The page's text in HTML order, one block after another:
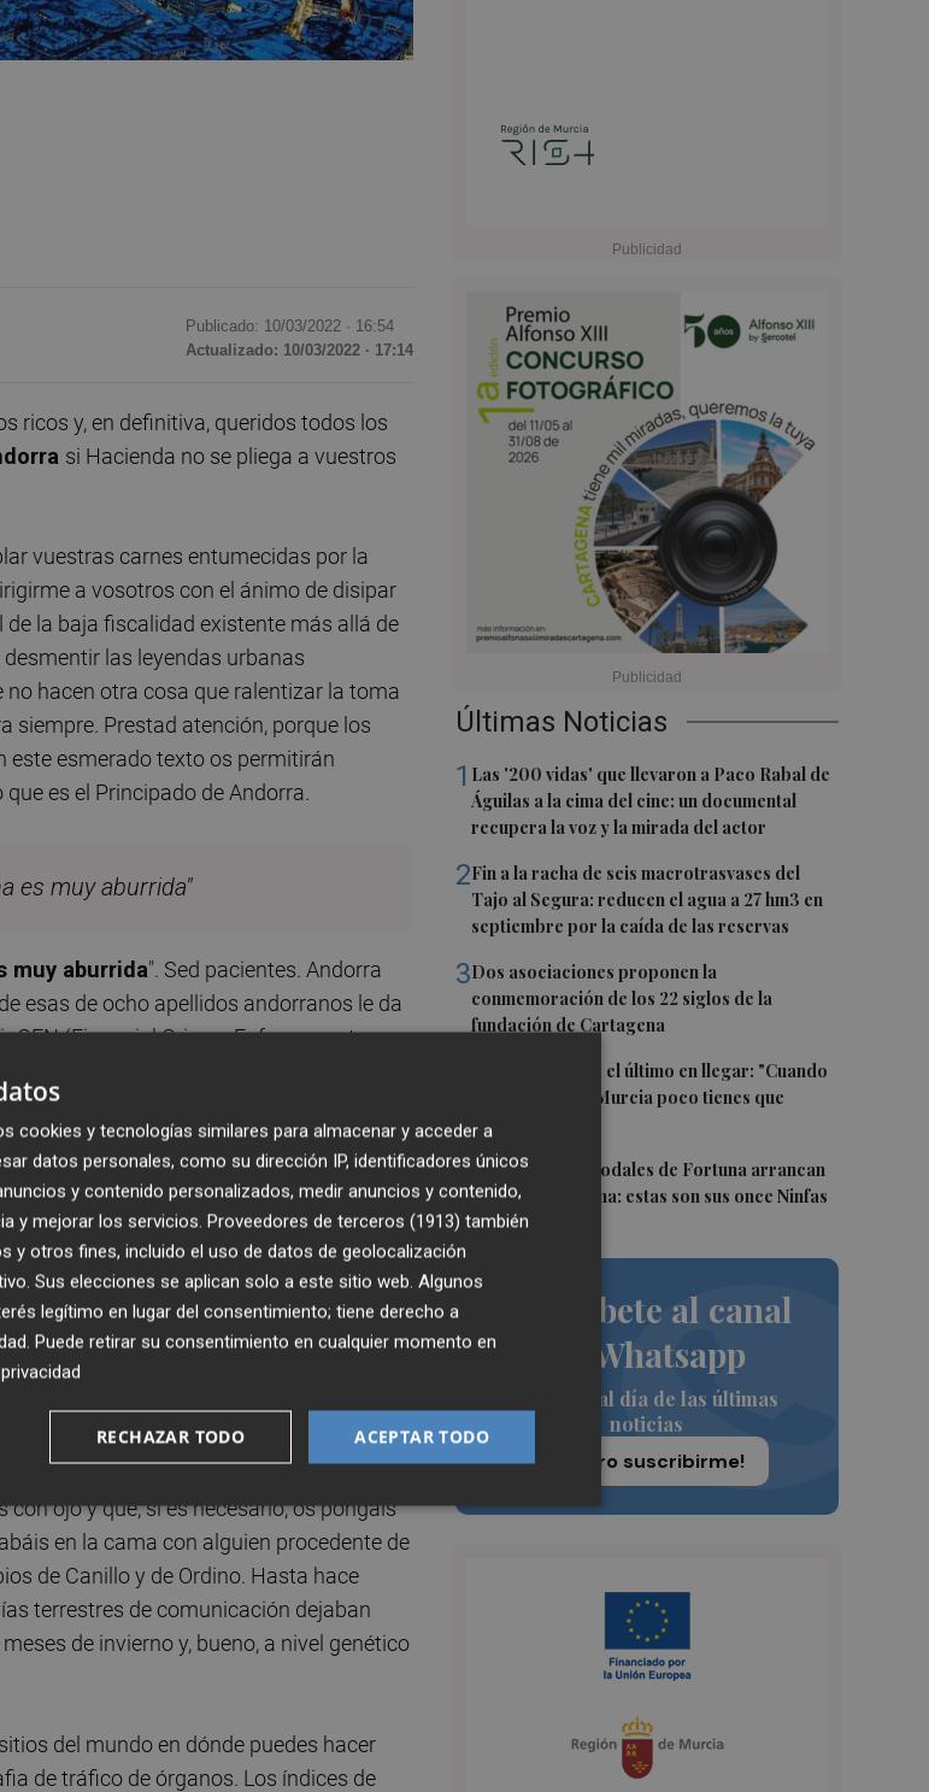
Últimas Noticias
1 Las '200 vidas' que llevaron a Paco Rabal de
Águilas a la cima del cine: un documental
recupera la voz y la mirada del actor
2Fin a la racha de seis macrotrasvases del
Tajo al Segura: reducen el agua a 27 hm3 en
septiembre por la caída de las reservas
3Dos asociaciones proponen la
conmemoración de los 22 siglos de la
fundación de Cartagena
Álvaro Giménez, el último en llegar: "Cuando
te llama el Real Murcia poco tienes que
pensar"
5 Las Fiestas de Sodales de Fortuna arrancan
este fin de semana: estas son sus once Ninfas
Suscríbete al canal
de Whatsapp
Siempre al día de las últimas
noticias
¡Quiero suscribirme!
Publicado: 10/03/2022 · 16:54
Actualizado: 10/03/2022 · 17:14
ricos y, en definitiva, queridos todos los
si Hacienda no se pliega a vuestros
vuestras carnes entumecidas por la
a vosotros con el ánimo de disipar
la baja fiscalidad existente más allá de
las leyendas urbanas
hacen otra cosa que ralentizar la toma
siempre. Prestad atención, porque los
este esmerado texto os permitirán
es el Principado de Andorra.
es muy aburrida"
muy aburrida". Sed pacientes. Andorra
esas de ocho apellidos andorranos le da
(Financial Crimes Enforcement
Banca Privada de Andorra con fortunas
entre otras. Una fantasía de
entero y que acabó judicializado de
y os lo perdéis por culpa de esta idea
ha podido decir untolili que va por la vida
discotecas infestadas de monitores de
Son la gozadera de cualquier
de los juegos de azar hasta las peleas
detrue party. Muy recomendable
Vella.
con ojo y que, si es necesario, os pongáis
en la cama con alguien procedente de
de Canillo y de Ordino. Hasta hace
terrestres de comunicación dejaban
de invierno y, bueno, a nivel genético
del mundo en dónde puedes hacer
de tráfico de órganos. Los índices de
cookies y tecnologías similares para almacenar y acceder a
datos personales, como su dirección IP, identificadores únicos
y contenido personalizados, medir anuncios y contenido,
y mejorar los servicios. Proveedores de terceros (1913) también
y otros fines, incluido el uso de datos de geolocalización
Sus elecciones se aplican solo a este sitio web. Algunos
legítimo en lugar del consentimiento; tiene derecho a
. Puede retirar su consentimiento en cualquier momento en
ACEPTAR TODO
RECHAZAR TODO